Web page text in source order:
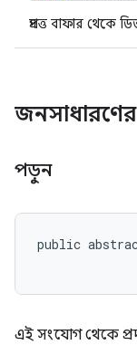
প্রদত্ত বাফার থেকে
পড়ুন
public
এই সংযোগ থেকে